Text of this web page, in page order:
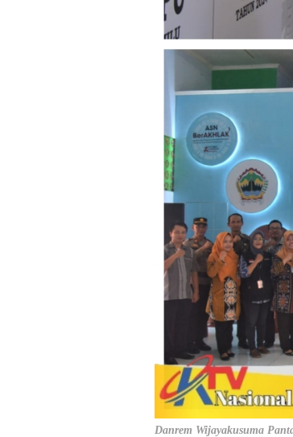
Danrem Wijayakusuma